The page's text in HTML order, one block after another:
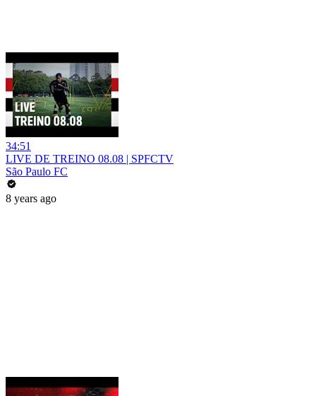
34:51
LIVE DE TREINO 08.08 | SPFCTV
São Paulo FC
8 years ago